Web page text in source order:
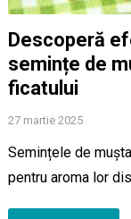
Descoperă
semințe de
ficatului
27 martie 2025
Semințele de
pentru aroma lor